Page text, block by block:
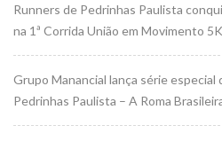
Runners de Pedrinhas Paulista
na 1ª Corrida União em Movimento
Grupo Manancial lança série
Pedrinhas Paulista – A Roma